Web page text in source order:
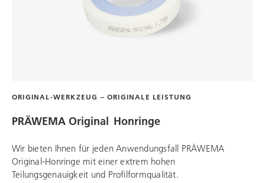
ORIGINAL-WERKZEUG – ORIGINALE LEISTUNG
PRÄWEMA Original Honringe
Wir bieten Ihnen für jeden Anwendungsfall PRÄWEMA
Original-Honringe mit einer extrem hohen
Teilungsgenauigkeit und Profilformqualität.